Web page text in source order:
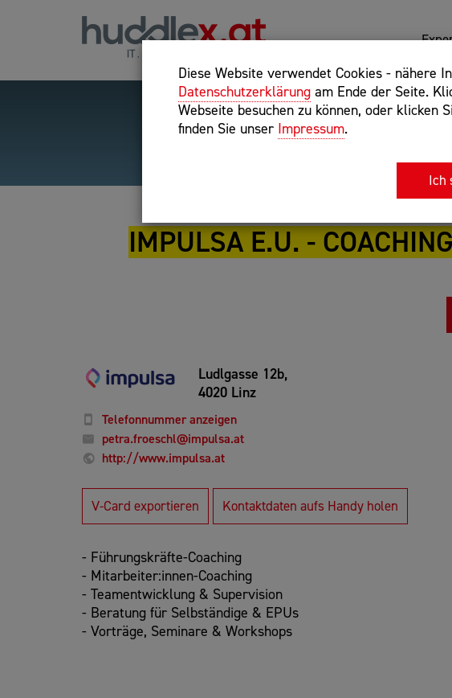
Diese Website verwendet Cookies - nähere
Datenschutzerklärung am Ende der Seite.
Webseite besuchen zu können, oder klicken
finden Sie unser Impressum.
Ich
Hilfreiche Suchparameter: Begriff
Exakter Suchbegriff: "internet of things"
IMPULSA E.U. -
Ludlgasse 12b,
4020 Linz
Telefonnummer anzeigen
petra.froeschl@impulsa.at
http://www.impulsa.at
V-Card exportieren Kontaktdaten aufs Handy holen
- Führungskräfte-Coaching
- Mitarbeiter:innen-Coaching
- Teamentwicklung & Supervision
- Beratung für Selbständige & EPUs
- Vorträge, Seminare & Workshops